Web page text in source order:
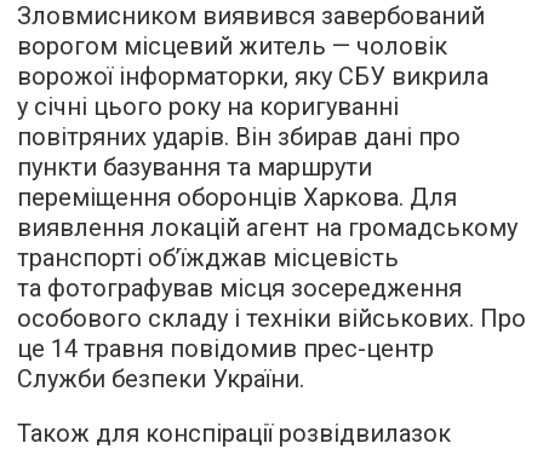
Зловмисником виявився завербований
ворогом місцевий житель — чоловік
ворожої інформаторки, яку СБУ викрила
у січні цього року на коригуванні
повітряних ударів. Він збирав дані про
пункти базування та маршрути
переміщення оборонців Харкова. Для
виявлення локацій агент на громадському
транспорті об’їжджав місцевість
та фотографував місця зосередження
особового складу і техніки військових. Про
це 14 травня повідомив прес-центр
Служби безпеки України.
Також для конспірації розвідвилазок